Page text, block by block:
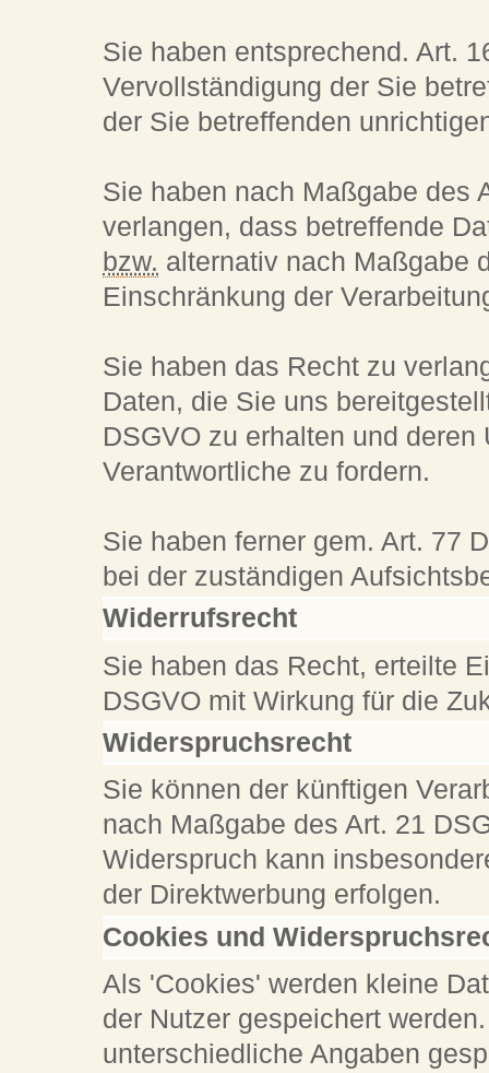
Sie haben entsprechend. Art.
Vervollständigung der Sie
der Sie betreffenden
Sie haben nach Maßgabe des
verlangen, dass betreffende
bzw. alternativ nach Maßgabe
Einschränkung der
Sie haben das Recht zu
Daten, die Sie uns
DSGVO zu erhalten und
Verantwortliche zu fordern.
Sie haben ferner gem. Art. 77
bei der zuständigen
Widerrufsrecht
Sie haben das Recht, erteilte
DSGVO mit Wirkung für die
Widerspruchsrecht
Sie können der künftigen
nach Maßgabe des Art. 21
Widerspruch kann
der Direktwerbung erfolgen.
Cookies und
Als 'Cookies' werden kleine
der Nutzer gespeichert
unterschiedliche Angaben